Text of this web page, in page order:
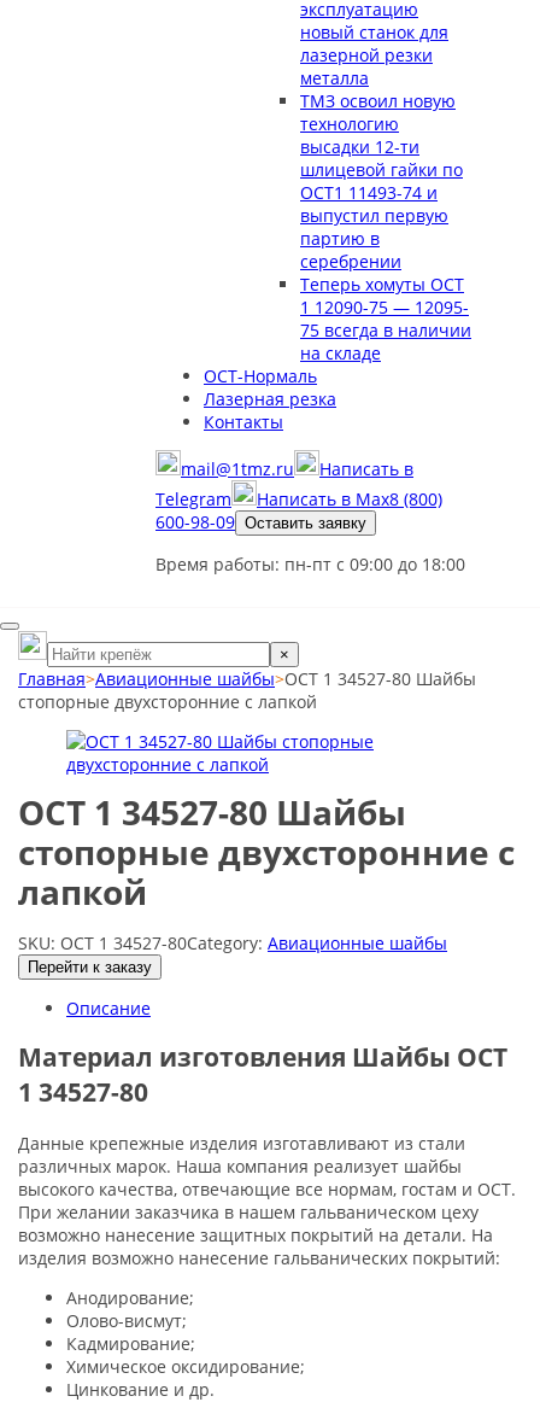
эксплуатацию
новый станок для
лазерной резки
металла
ТМЗ освоил новую
технологию
высадки 12-ти
шлицевой гайки по
ОСТ1 11493-74 и
выпустил первую
партию в
серебрении
Теперь хомуты ОСТ
1 12090-75 — 12095-
75 всегда в наличии
на складе
ОСТ-Нормаль
Лазерная резка
Контакты
mail@1tmz.ru
Написать в
Telegram
Написать в Max8 (800)
600-98-09 Оставить заявку
Время работы: пн-пт с 09:00 до 18:00
×
Главная>Авиационные шайбы>ОСТ 1 34527-80 Шайбы
стопорные двухсторонние с лапкой
ОСТ 1 34527-80 Шайбы
стопорные двухсторонние с
лапкой
SKU: ОСТ 1 34527-80Category: Авиационные шайбы
Перейти к заказу
Описание
Материал изготовления Шайбы ОСТ
1 34527-80
Данные крепежные изделия изготавливают из стали
различных марок. Наша компания реализует шайбы
высокого качества, отвечающие все нормам, гостам и ОСТ.
При желании заказчика в нашем гальваническом цеху
возможно нанесение защитных покрытий на детали. На
изделия возможно нанесение гальванических покрытий:
Анодирование;
Олово-висмут;
Кадмирование;
Химическое оксидирование;
Цинкование и др.